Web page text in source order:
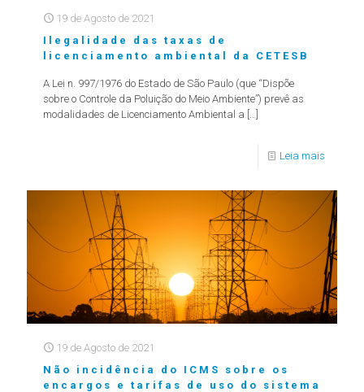
19 de Agosto de 2021
Ilegalidade das taxas de
licenciamento ambiental da CETESB
A Lei n. 997/1976 do Estado de São Paulo (que “Dispõe
sobre o Controle da Poluição do Meio Ambiente”) prevê as
modalidades de Licenciamento Ambiental a […]
Leia mais
19 de Agosto de 2021
Não incidência do ICMS sobre os
encargos e tarifas de uso do sistema